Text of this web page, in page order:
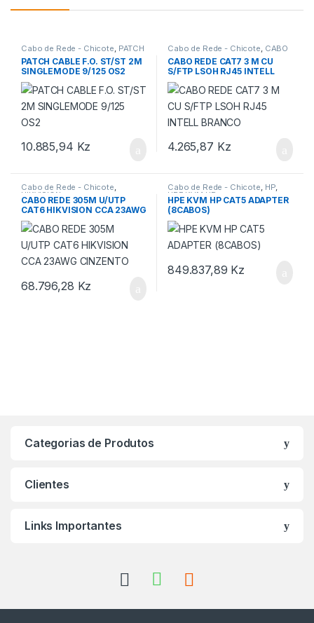
Cabo de Rede - Chicote PATCH
PATCH CABLE F.O. ST/ST 2M
SINGLEMODE 9/125 OS2
10.885,94 Kz
Cabo de Rede - Chicote CABO
CABO REDE CAT7 3 M CU
S/FTP LSOH RJ45 INTELL
BRANCO
4.265,87 Kz
Cabo de Rede - Chicote,
HIKVISION
CABO REDE 305M U/UTP
CAT6 HIKVISION CCA 23AWG
CINZENTO
68.796,28 Kz
Cabo de Rede - Chicote, HP,
HPE KVM HP
HPE KVM HP CAT5 ADAPTER
(8CABOS)
849.837,89 Kz
Categorias de Produtos
Clientes
Links Importantes